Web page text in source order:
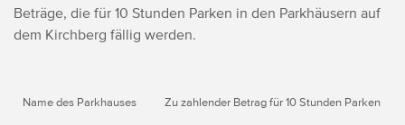
Beträge, die für 10 Stunden Parken in den Parkhäusern auf
dem Kirchberg fällig werden.
Name des Parkhauses Zu zahlender Betrag für 10 Stunden Parken